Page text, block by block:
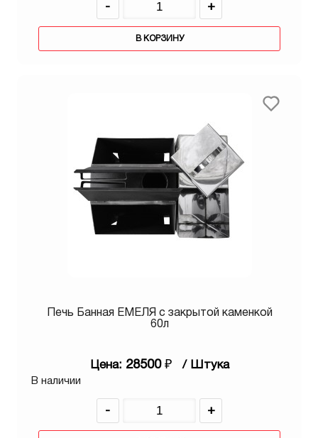
- +
В КОРЗИНУ
Печь Банная ЕМЕЛЯ с закрытой каменкой
60л
Цена: 28500 ₽ / Штука
В наличии
- +